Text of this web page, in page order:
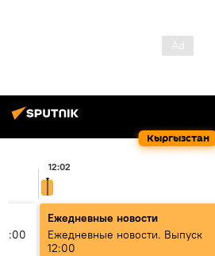
Кыргызстан
12:02
Ежедневные новости
Ежедневные новости. Выпуск
12:00